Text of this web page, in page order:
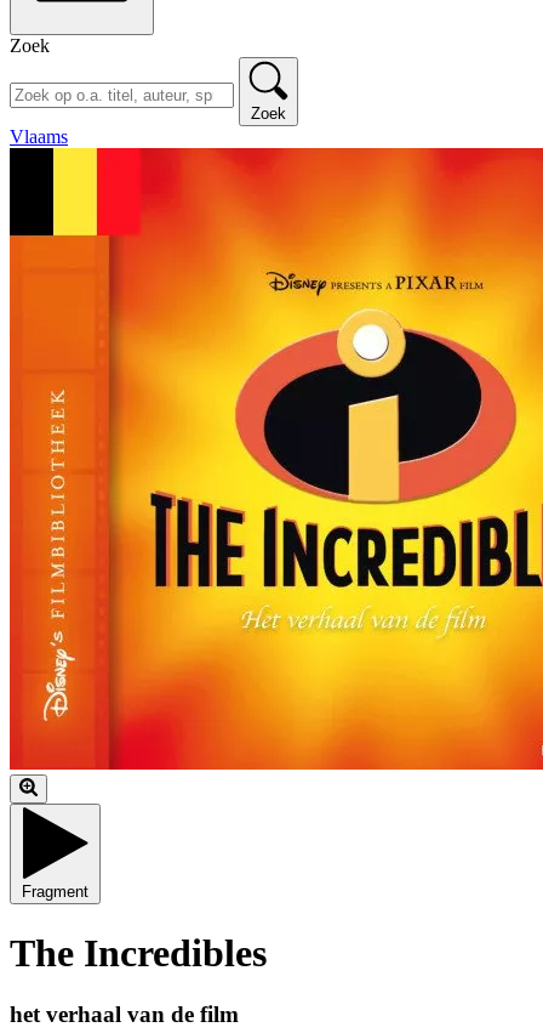
Zoek
Zoek
Vlaams
Fragment
The Incredibles
het verhaal van de film